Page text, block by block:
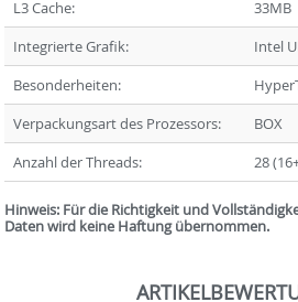
L3 Cache:
33MB
Integrierte Grafik:
Intel
Besonderheiten:
Verpackungsart des Prozessors:
BOX
Anzahl der Threads:
28
Hinweis: Für die Richtigkeit und
Daten wird keine Haftung übernommen.